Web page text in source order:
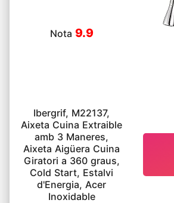
Nota 9.9
Ibergrif, M22137,
Aixeta Cuina Extraible
amb 3 Maneres,
Aixeta Aigüera Cuina
Giratori a 360 graus,
Cold Start, Estalvi
d'Energia, Acer
Inoxidable